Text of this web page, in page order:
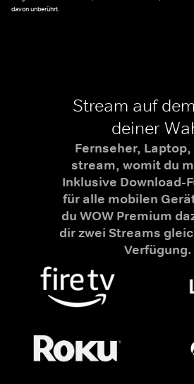
davon unberührt.
Stream auf
deiner
Fernseher, Laptop,
stream, womit du
Inklusive Download-
für alle mobilen
du WOW Premium
dir zwei Streams
Verfügung.